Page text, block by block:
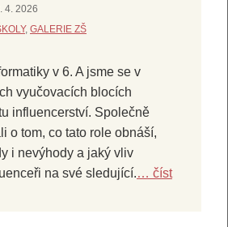
4. 2026
, GALERIE ZŠ
v 6. A jsme se v
vyučovacích blocích
influencerství. Společně
o tom, co tato role obnáší,
i nevýhody a jaký vliv
na své sledující.… číst